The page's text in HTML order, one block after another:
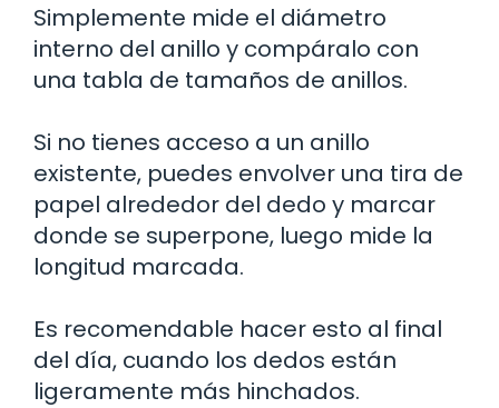
Simplemente mide el diámetro
interno del anillo y compáralo con
una tabla de tamaños de anillos.
Si no tienes acceso a un anillo
existente, puedes envolver una tira de
papel alrededor del dedo y marcar
donde se superpone, luego mide la
longitud marcada.
Es recomendable hacer esto al final
del día, cuando los dedos están
ligeramente más hinchados.